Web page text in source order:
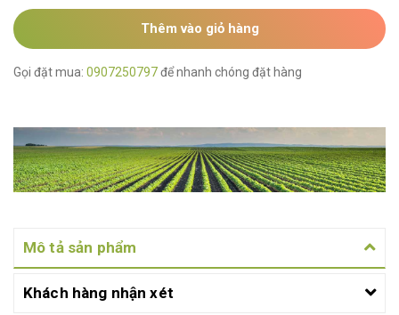
Thêm vào giỏ hàng
Gọi đặt mua: 0907250797để nhanh chóng đặt hàng
Mô tả sản phẩm
Khách hàng nhận xét